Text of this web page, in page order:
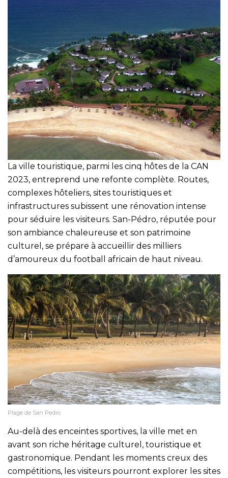
La ville touristique, parmi les cinq hôtes de la CAN
2023, entreprend une refonte complète. Routes,
complexes hôteliers, sites touristiques et
infrastructures subissent une rénovation intense
pour séduire les visiteurs. San-Pédro, réputée pour
son ambiance chaleureuse et son patrimoine
culturel, se prépare à accueillir des milliers
d’amoureux du football africain de haut niveau.
Plage de San Pedro
Au-delà des enceintes sportives, la ville met en
avant son riche héritage culturel, touristique et
gastronomique. Pendant les moments creux des
compétitions, les visiteurs pourront explorer les sites